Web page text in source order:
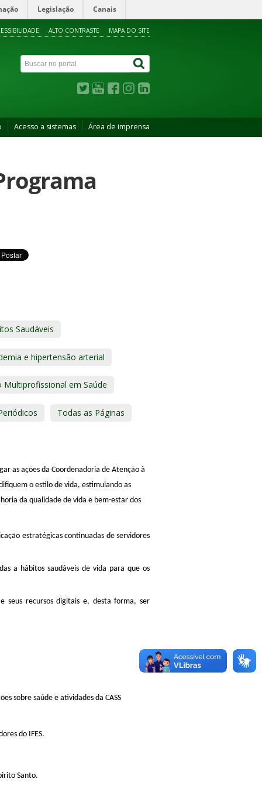
Legislação Canais
ALTO CONTRASTE MAPA DO SITE
Acesso a sistemas Área de imprensa
Saudáveis
e hipertensão arterial
Multiprofissional em Saúde
Todas as Páginas
as ações da Coordenadoria de Atenção à
o estilo de vida, estimulando as
da qualidade de vida e bem-estar dos
estratégicas continuadas de servidores
a hábitos saudáveis de vida para que os
seus recursos digitais e, desta forma, ser
sobre saúde e atividades da CASS
do IFES.
Santo.